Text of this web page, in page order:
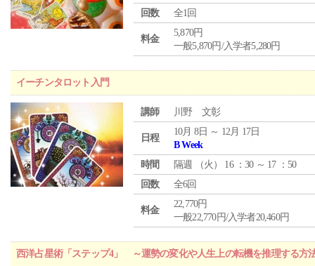
回数
全1回
料金
5,870円
一般5,870円/入学者5,280円
イーチンタロット入門
講師 川野 文彰
日程
10月 8日 ～ 12月 17日
B Week
時間
隔週 （火 ） 16 ：30 ～ 17 ：50
回数
全6回
料金
22,770円
一般22,770円/入学者20,460円
西洋占星術「ステップ4」 ～運勢の変化や人生上の転機を推理する方